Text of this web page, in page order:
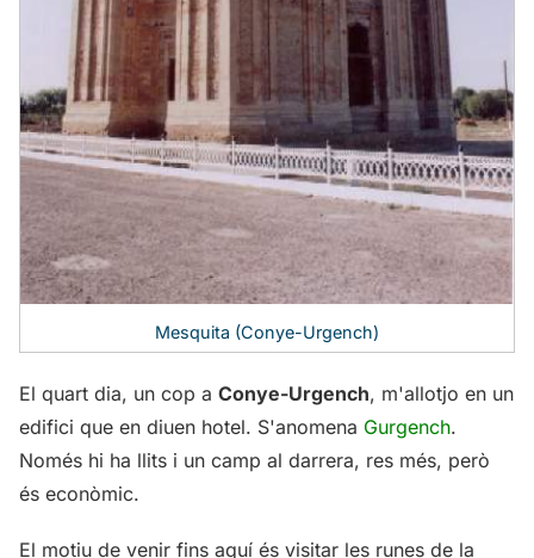
Mesquita (Conye-Urgench)
El quart dia, un cop a Conye-Urgench, m'allotjo en un
edifici que en diuen hotel. S'anomena Gurgench.
Només hi ha llits i un camp al darrera, res més, però
és econòmic.
El motiu de venir fins aquí és visitar les runes de la